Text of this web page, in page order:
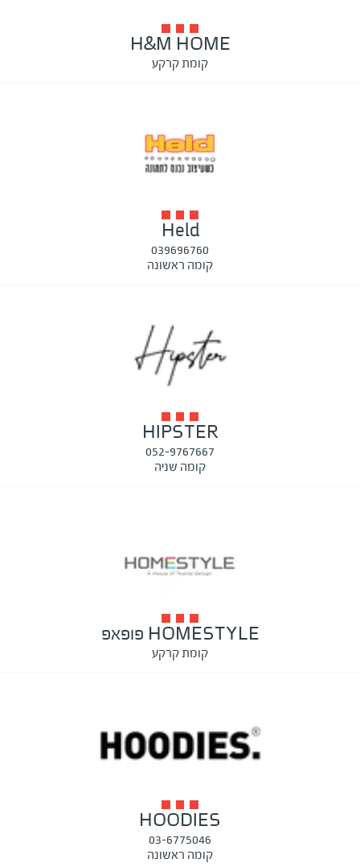
H&M HOME
קומת קרקע
Held
039696760
קומה ראשונה
HIPSTER
052-9767667
קומה שניה
HOMESTYLE פופאפ
קומת קרקע
HOODIES
03-6775046
קומה ראשונה